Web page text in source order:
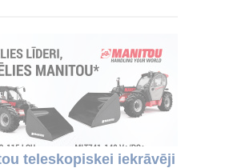
teleskopiskei iekrāvēji